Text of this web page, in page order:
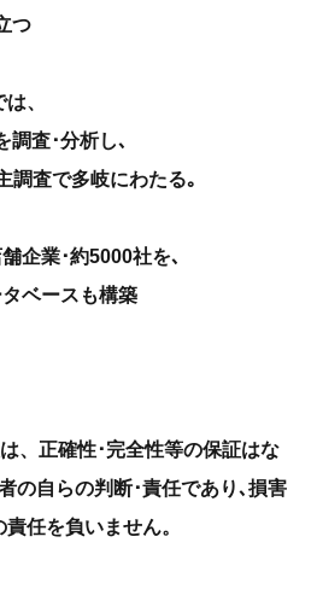
つ
、
調査･分析し､
調査で多岐にわたる｡
企業･約5000社を､
ベースも構築
、正確性･完全性等の保証はな
の自らの判断･責任であり､損害
任を負いません。